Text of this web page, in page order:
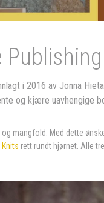
Publishing
i 2016 av Jonna
og kjære uavhengige
mangfold. Med dette
rett rundt hjørnet. Alle